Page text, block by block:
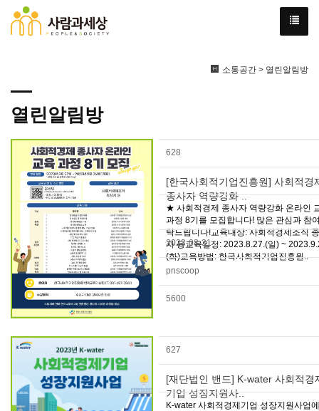
소통공간 > 열린알림방
열린알림방
628
[한국사회적기업진흥원] 사회적경
종사자 역량강화 ..
★ 사회적경제 종사자 역량강화 온라인
과정 8기를 모집합니다! 많은 관심과 참
탁드립니다!교육대상: 사회적경제조직
자 등교육일정: 2023.8.27.(일) ~
(화)교육방법: 한국사회적기업진흥원..
2023-08-31
pnscoop
5600
627
[재단법인 밴드] K-water 사회적경
기업 성장지원사..
K-water 사회적경제기업 성장지원사업